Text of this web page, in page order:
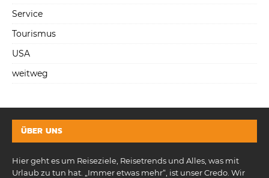
Service
Tourismus
USA
weitweg
ÜBER UNS
Hier geht es um Reiseziele, Reisetrends und Alles, was mit
Urlaub zu tun hat. „Immer etwas mehr“, ist unser Credo. Wir